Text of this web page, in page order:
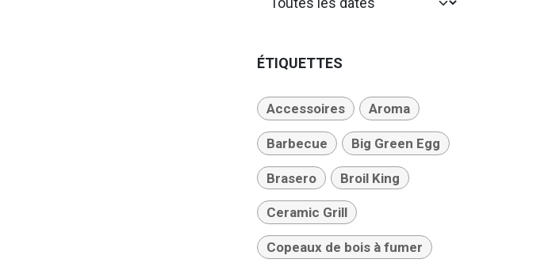
ÉTIQUETTES
Accessoires Aroma
Barbecue Big Green Egg
Brasero Broil King
Ceramic Grill
Copeaux de bois à fumer